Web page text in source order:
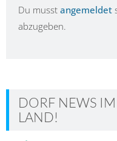
Du musst angemeldet
abzugeben.
DORF NEWS
LAND!